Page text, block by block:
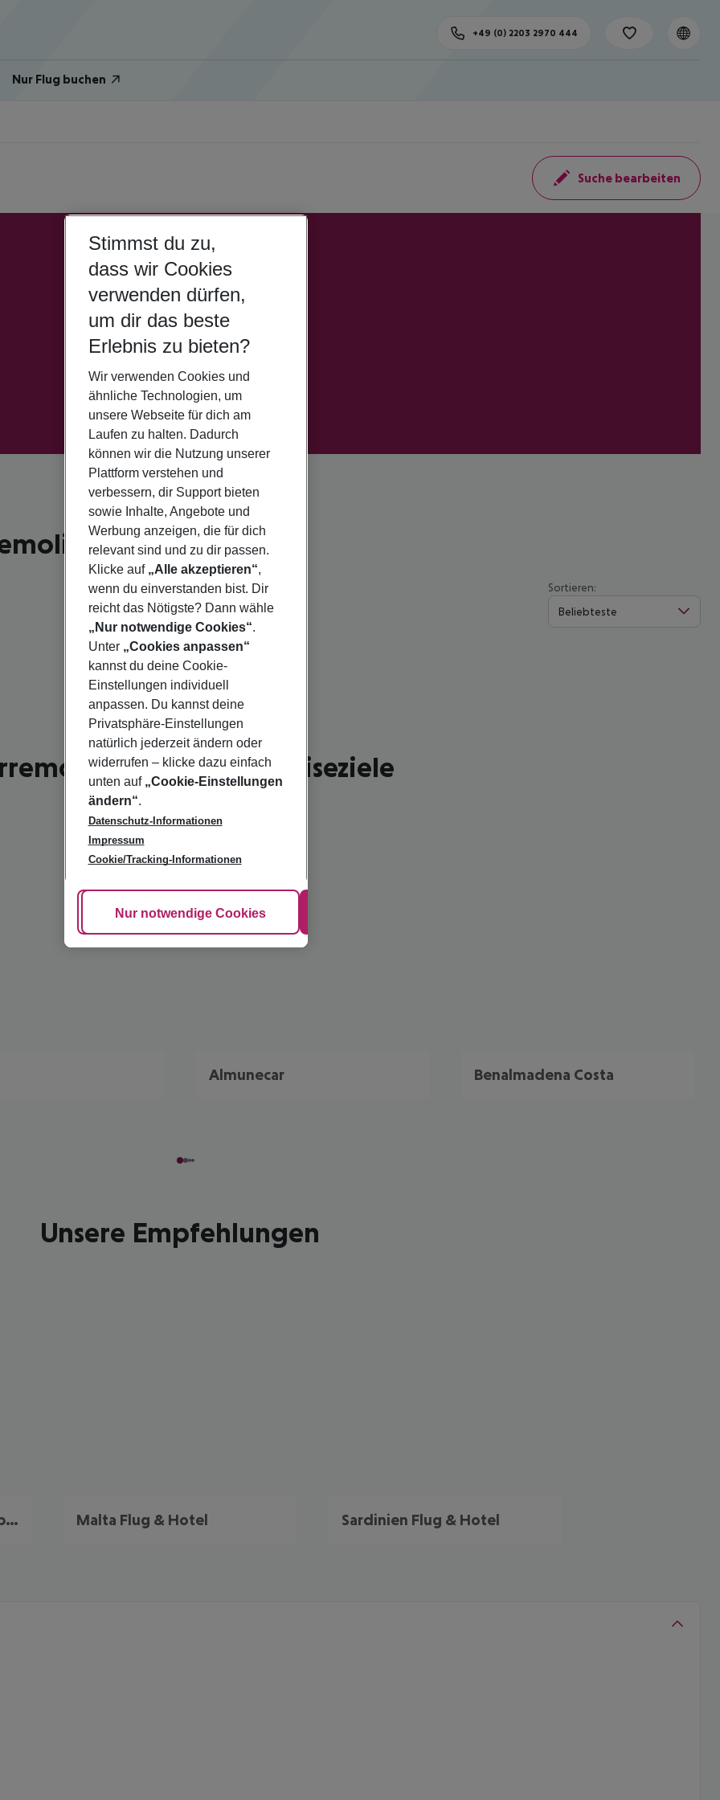
Nur Flug buchen
+49 (0) 2203 2970 444
Suche bearbeiten
für 2026
Sortieren:
Beliebteste
- schönste Reiseziele
Almunecar Benalmadena Costa
Unsere Empfehlungen
Portugal Frühbucher Angebote Malta Flug & Hotel Sardinien Flug & Hotel
Stimmst du zu,
dass wir Cookies
verwenden dürfen,
um dir das beste
Erlebnis zu bieten?
Wir verwenden Cookies und
ähnliche Technologien, um
unsere Webseite für dich am
Laufen zu halten. Dadurch
können wir die Nutzung unserer
Plattform verstehen und
verbessern, dir Support bieten
sowie Inhalte, Angebote und
Werbung anzeigen, die für dich
relevant sind und zu dir passen.
Klicke auf „Alle akzeptieren“,
wenn du einverstanden bist. Dir
reicht das Nötigste? Dann wähle
„Nur notwendige Cookies“.
Unter „Cookies anpassen“
kannst du deine Cookie-
Einstellungen individuell
anpassen. Du kannst deine
Privatsphäre-Einstellungen
natürlich jederzeit ändern oder
widerrufen – klicke dazu einfach
unten auf „Cookie-Einstellungen
ändern“.
Datenschutz-Informationen
Impressum
Cookie/Tracking-Informationen
Cookie anpassen
Nur notwendige Cookies